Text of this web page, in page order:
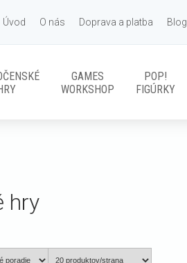
Úvod O nás Doprava a platba Blog
GAMES
WORKSHOP
POP!
FIGÚRKY
hry